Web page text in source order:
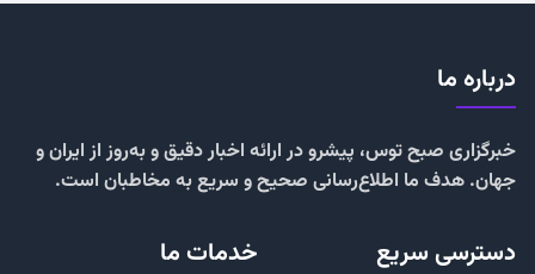
درباره ما
خبرگزاری صبح توس، پیشرو در ارائه اخبار دقیق و به‌روز از ایران و
جهان. هدف ما اطلاع‌رسانی صحیح و سریع به مخاطبان است.
دسترسی سریع خدمات ما